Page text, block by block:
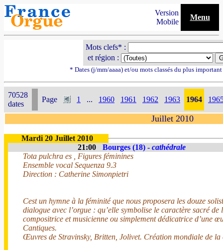
Version
Mobile
Menu
Mots clefs* :
et région :
* Dates (j/mm/aaaa) et/ou mots classés du plus
70528
dates
Page 1 ... 1960 1961 1962 1963 1964
Juillet 2010
Mardi 20 Juillet 2010
21:00
Bourges (18) - cathédrale
Tota pulchra es , Figures féminines
Ensemble vocal Sequenza 9.3
Direction : Catherine Simonpietri
Cest un hymne à la féminité que nous proposera les douze
dialogue avec l’orgue : qu’elle symbolise le caractère sacré de
compositrice et musicienne ou simplement dédicatrice d’une
Cantiques.
Œuvres de Stravinsky, Britten, Jolivet. Création mondiale de